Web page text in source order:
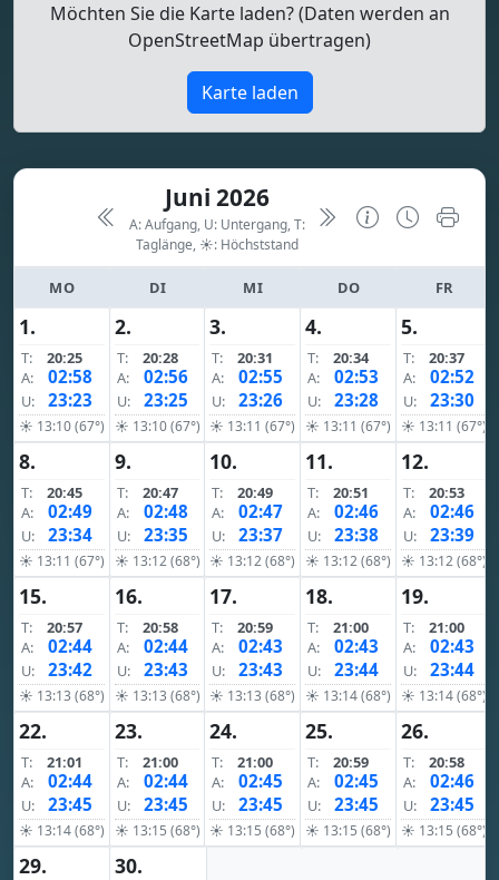
Möchten Sie die Karte laden? (Daten werden an
OpenStreetMap übertragen)
Karte laden
Juni 2026
A: Aufgang, U: Untergang, T:
Taglänge, ☀: Höchststand
MO DI MI DO FR
1.
T:
20:25
A:
02:58
U: 23:23
☀ 13:10 (67°)
2.
T:
20:28
A:
02:56
U: 23:25
☀ 13:10 (67°)
3.
T:
20:31
A:
02:55
U: 23:26
☀ 13:11 (67°)
4.
T:
20:34
A:
02:53
U: 23:28
☀ 13:11 (67°)
5.
T:
20:37
A:
02:52
U: 23:30
☀ 13:11 (67°)
8.
T:
20:45
A:
02:49
U: 23:34
☀ 13:11 (67°)
9.
T:
20:47
A:
02:48
U: 23:35
☀ 13:12 (68°)
10.
T:
20:49
A:
02:47
U: 23:37
☀ 13:12 (68°)
11.
T:
20:51
A:
02:46
U: 23:38
☀ 13:12 (68°)
12.
T:
20:53
A:
02:46
U: 23:39
☀ 13:12 (68°)
15.
T:
20:57
A:
02:44
U: 23:42
☀ 13:13 (68°)
16.
T:
20:58
A:
02:44
U: 23:43
☀ 13:13 (68°)
17.
T:
20:59
A:
02:43
U: 23:43
☀ 13:13 (68°)
18.
T:
21:00
A:
02:43
U: 23:44
☀ 13:14 (68°)
19.
T:
21:00
A:
02:43
U: 23:44
☀ 13:14 (68°)
22.
T:
21:01
A:
02:44
U: 23:45
☀ 13:14 (68°)
23.
T:
21:00
A:
02:44
U: 23:45
☀ 13:15 (68°)
24.
T:
21:00
A:
02:45
U: 23:45
☀ 13:15 (68°)
25.
T:
20:59
A:
02:45
U: 23:45
☀ 13:15 (68°)
26.
T:
20:58
A:
02:46
U: 23:45
☀ 13:15 (68°)
29. 30.